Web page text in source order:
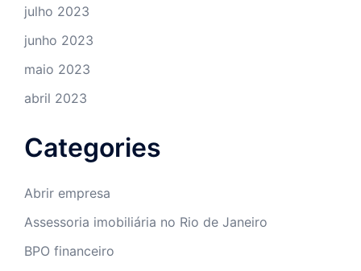
julho 2023
junho 2023
maio 2023
abril 2023
Categories
Abrir empresa
Assessoria imobiliária no Rio de Janeiro
BPO financeiro